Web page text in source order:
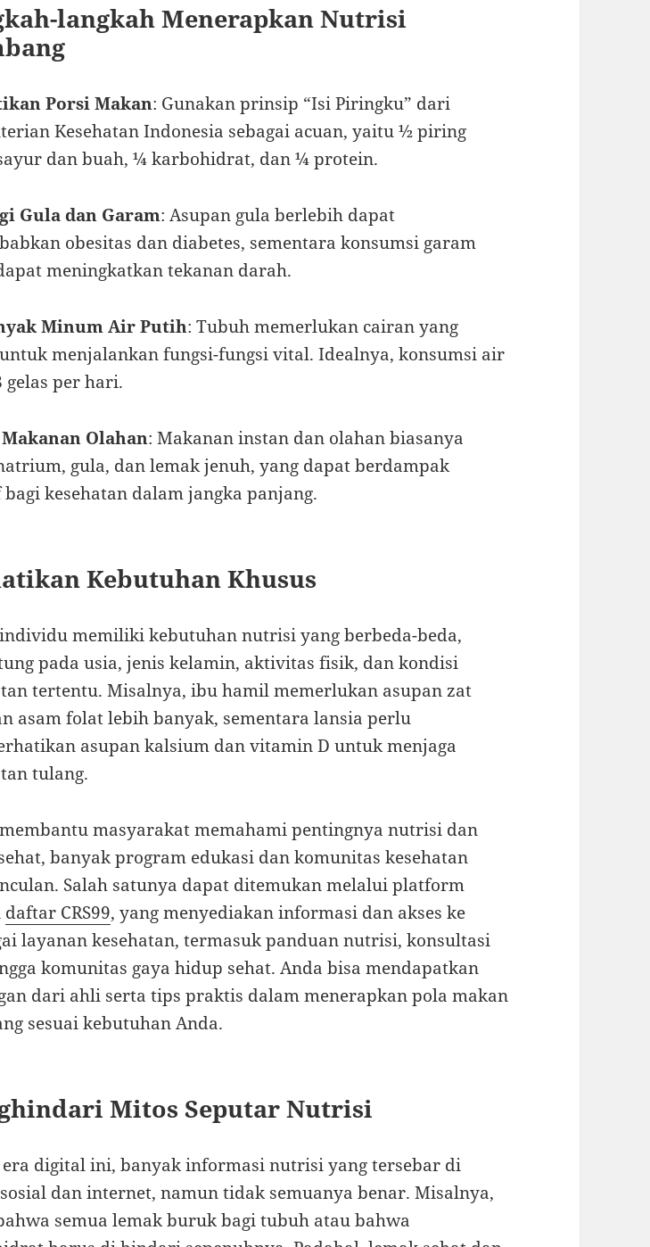
langkah Menerapkan Nutrisi
Porsi Makan: Gunakan prinsip “Isi Piringku” dari
Kesehatan Indonesia sebagai acuan, yaitu ½ piring
dan buah, ¼ karbohidrat, dan ¼ protein.
Gula dan Garam: Asupan gula berlebih dapat
obesitas dan diabetes, sementara konsumsi garam
meningkatkan tekanan darah.
Minum Air Putih: Tubuh memerlukan cairan yang
menjalankan fungsi-fungsi vital. Idealnya, konsumsi air
gelas per hari.
Olahan: Makanan instan dan olahan biasanya
gula, dan lemak jenuh, yang dapat berdampak
kesehatan dalam jangka panjang.
Kebutuhan Khusus
memiliki kebutuhan nutrisi yang berbeda-beda,
pada usia, jenis kelamin, aktivitas fisik, dan kondisi
tertentu. Misalnya, ibu hamil memerlukan asupan zat
asam folat lebih banyak, sementara lansia perlu
asupan kalsium dan vitamin D untuk menjaga
tulang.
masyarakat memahami pentingnya nutrisi dan
banyak program edukasi dan komunitas kesehatan
Salah satunya dapat ditemukan melalui platform
daftar CRS99, yang menyediakan informasi dan akses ke
layanan kesehatan, termasuk panduan nutrisi, konsultasi
komunitas gaya hidup sehat. Anda bisa mendapatkan
dari ahli serta tips praktis dalam menerapkan pola makan
sesuai kebutuhan Anda.
Mitos Seputar Nutrisi
digital ini, banyak informasi nutrisi yang tersebar di
dan internet, namun tidak semuanya benar. Misalnya,
semua lemak buruk bagi tubuh atau bahwa